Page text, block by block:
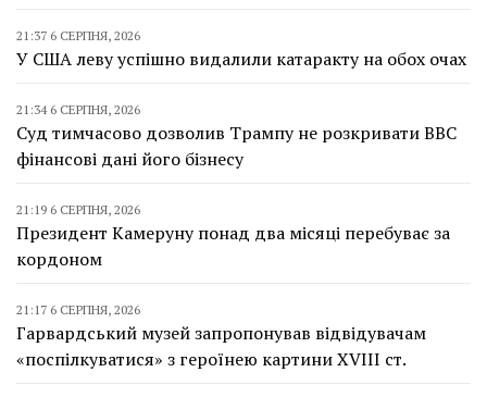
21:37 6 СЕРПНЯ, 2026
У США леву успішно видалили катаракту на обох очах
21:34 6 СЕРПНЯ, 2026
Суд тимчасово дозволив Трампу не розкривати BBC
фінансові дані його бізнесу
21:19 6 СЕРПНЯ, 2026
Президент Камеруну понад два місяці перебуває за
кордоном
21:17 6 СЕРПНЯ, 2026
Гарвардський музей запропонував відвідувачам
«поспілкуватися» з героїнею картини XVIII ст.